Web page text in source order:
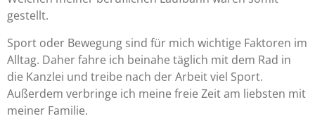
gestellt.
Sport oder Bewegung sind für mich wichtige Faktoren im
Alltag. Daher fahre ich beinahe täglich mit dem Rad in
die Kanzlei und treibe nach der Arbeit viel Sport.
Außerdem verbringe ich meine freie Zeit am liebsten mit
meiner Familie.